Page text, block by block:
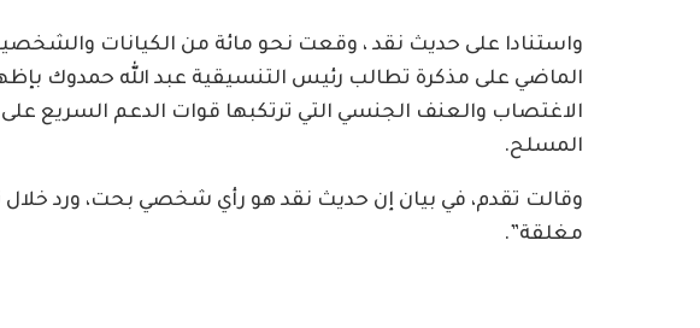
واستنادا على حديث نقد ، وقعت نحو مائة من الكيانات
الماضي على مذكرة تطالب رئيس التنسيقية عبد الله حمدوك
الاغتصاب والعنف الجنسي التي ترتكبها قوات الدعم السريع
المسلح.
وقالت تقدم، في بيان إن حديث نقد هو رأي شخصي بحت، ورد
مغلقة”.